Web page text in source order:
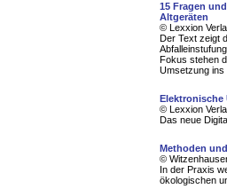
15 Fragen
Altgeräten
© Lexxion
Der Text zeigt
Fokus stehen
Umsetzung ins
Elektronische
© Lexxion
Das neue
Methoden
©
In der Praxis
ökologischen